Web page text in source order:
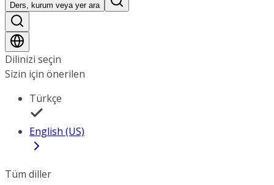
Ders, kurum veya yer ara
Dilinizi seçin
Sizin için önerilen
Türkçe
English (US)
Tüm diller